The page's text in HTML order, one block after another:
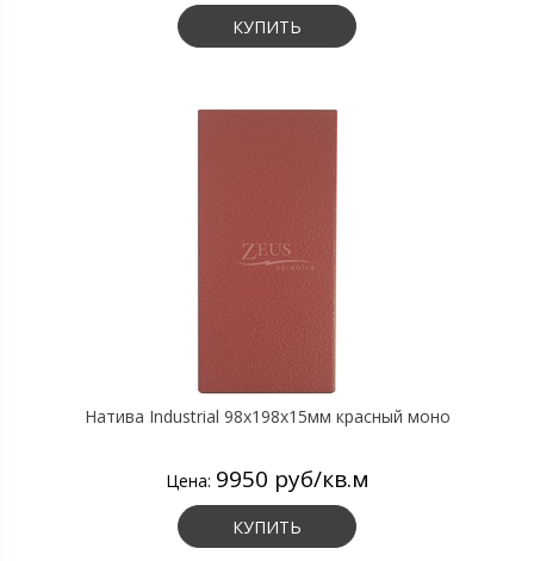
КУПИТЬ
Натива Industrial 98х198х15мм красный моно
Цена: 9950 руб/кв.м
КУПИТЬ